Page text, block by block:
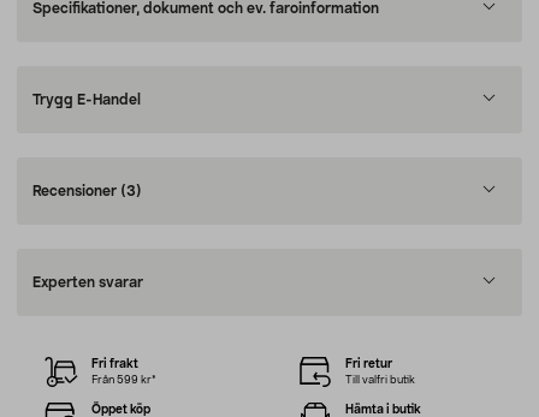
Specifikationer, dokument och ev. faroinformation
Trygg E-Handel
Recensioner (3)
Experten svarar
Fri frakt
Från 599 kr*
Fri retur
Till valfri butik
Öppet köp Hämta i butik